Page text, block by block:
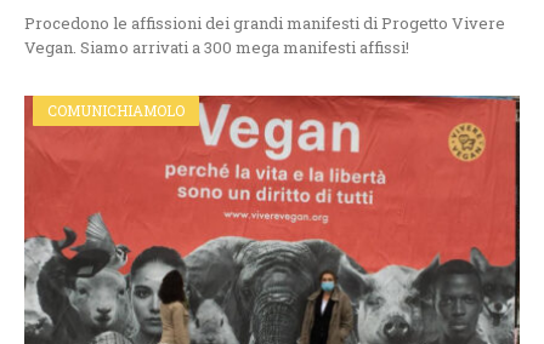
Procedono le affissioni dei grandi manifesti di Progetto Vivere
Vegan. Siamo arrivati a 300 mega manifesti affissi!
COMUNICHIAMOLO